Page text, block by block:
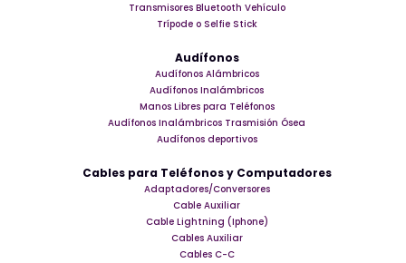
Transmisores Bluetooth Vehículo
Trípode o Selfie Stick
Audífonos
Audífonos Alámbricos
Audífonos Inalámbricos
Manos Libres para Teléfonos
Audífonos Inalámbricos Trasmisión Ósea
Audífonos deportivos
Cables para Teléfonos y Computadores
Adaptadores/Conversores
Cable Auxiliar
Cable Lightning (Iphone)
Cables Auxiliar
Cables C-C